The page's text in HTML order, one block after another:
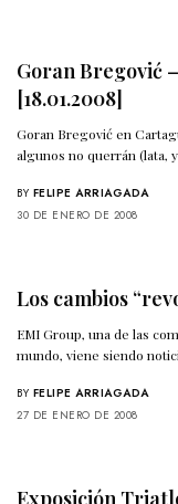
Goran Bregović
[18.01.2008]
Goran Bregović en
algunos no querrán (lata,
BY FELIPE ARRIAGADA
30 DE ENERO DE 2008
Los cambios
EMI Group, una de las
mundo, viene siendo
BY FELIPE ARRIAGADA
27 DE ENERO DE 2008
Exposición